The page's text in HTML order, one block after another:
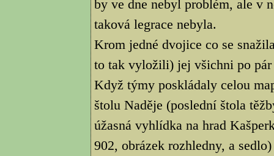
by ve dne nebyl problém, ale v
taková legrace nebyla.
Krom jedné dvojice co se
to tak vyložili) jej všichni po pár
Když týmy poskládaly celou
štolu Naděje (poslední štola
úžasná vyhlídka na hrad
902, obrázek rozhledny, a